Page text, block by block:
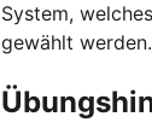
System,
gewählt werden.